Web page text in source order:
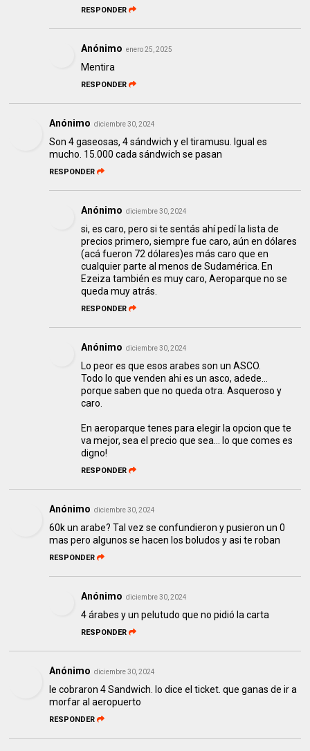
RESPONDER
Anónimo enero 25, 2025
Mentira
RESPONDER
Anónimo diciembre 30, 2024
Son 4 gaseosas, 4 sándwich y el tiramusu. Igual es
mucho. 15.000 cada sándwich se pasan
RESPONDER
Anónimo diciembre 30, 2024
si, es caro, pero si te sentás ahí pedí la lista de
precios primero, siempre fue caro, aún en dólares
(acá fueron 72 dólares)es más caro que en
cualquier parte al menos de Sudamérica. En
Ezeiza también es muy caro, Aeroparque no se
queda muy atrás.
RESPONDER
Anónimo diciembre 30, 2024
Lo peor es que esos arabes son un ASCO.
Todo lo que venden ahi es un asco, adede...
porque saben que no queda otra. Asqueroso y
caro.
En aeroparque tenes para elegir la opcion que te
va mejor, sea el precio que sea... lo que comes es
digno!
RESPONDER
Anónimo diciembre 30, 2024
60k un arabe? Tal vez se confundieron y pusieron un 0
mas pero algunos se hacen los boludos y asi te roban
RESPONDER
Anónimo diciembre 30, 2024
4 árabes y un pelutudo que no pidió la carta
RESPONDER
Anónimo diciembre 30, 2024
le cobraron 4 Sandwich. lo dice el ticket. que ganas de ir a
morfar al aeropuerto
RESPONDER